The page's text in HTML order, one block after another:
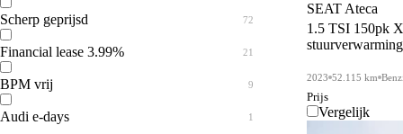
T-Roc
Taigo
Tayron
Q8 e-tron
RS3
RS5
Scherp geprijsd 72
Financial lease 3.99% 21
BPM vrij 9
Audi e-days 1
SEAT Ateca
1.5 TSI 150pk
2023 52.115 km
Prijs
Vergelijk